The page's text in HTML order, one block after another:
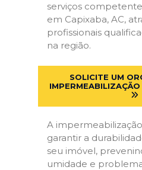
serviços
em Capixaba, AC,
profissionais
na região.
SOLICITE UM
A
garantir a
seu imóvel,
umidade e